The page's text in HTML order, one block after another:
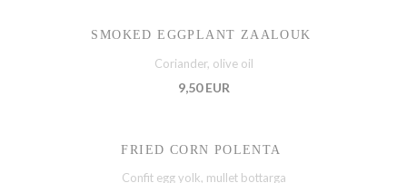
SMOKED EGGPLANT ZAALOUK
Coriander, olive oil
9,50 EUR
FRIED CORN POLENTA
Confit egg yolk, mullet bottarga